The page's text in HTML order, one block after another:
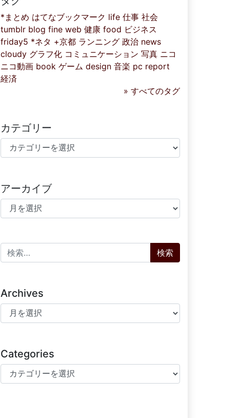
*まとめ はてなブックマーク life 仕事 社会
tumblr blog fine web 健康 food ビジネス
friday5 *ネタ +京都 ランニング 政治 news
cloudy グラフ化 コミュニケーション 写真 ニコ
ニコ動画 book ゲーム design 音楽 pc report
経済
» すべてのタグ
カテゴリー
カテゴリー
アーカイブ
アーカイブ
検索:
Archives
Archives
Categories
Categories